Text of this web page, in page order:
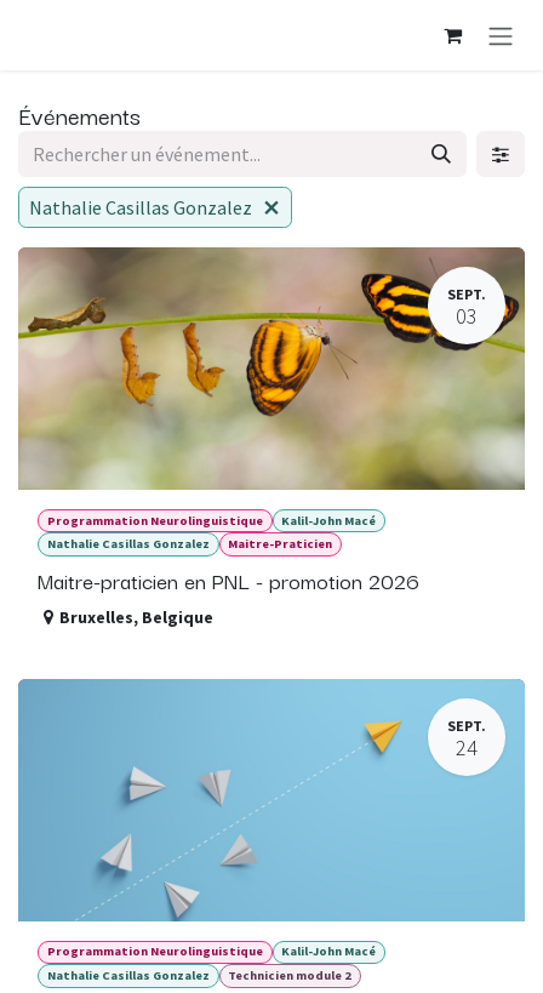
Événements
Nathalie Casillas Gonzalez
SEPT.
03
Programmation Neurolinguistique
Kalil-John Macé
Nathalie Casillas Gonzalez
Maitre-Praticien
Maitre-praticien en PNL - promotion 2026
Bruxelles, Belgique
SEPT.
24
Programmation Neurolinguistique
Kalil-John Macé
Nathalie Casillas Gonzalez
Technicien module 2